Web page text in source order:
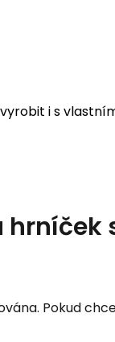
i s
hrníček
Pokud